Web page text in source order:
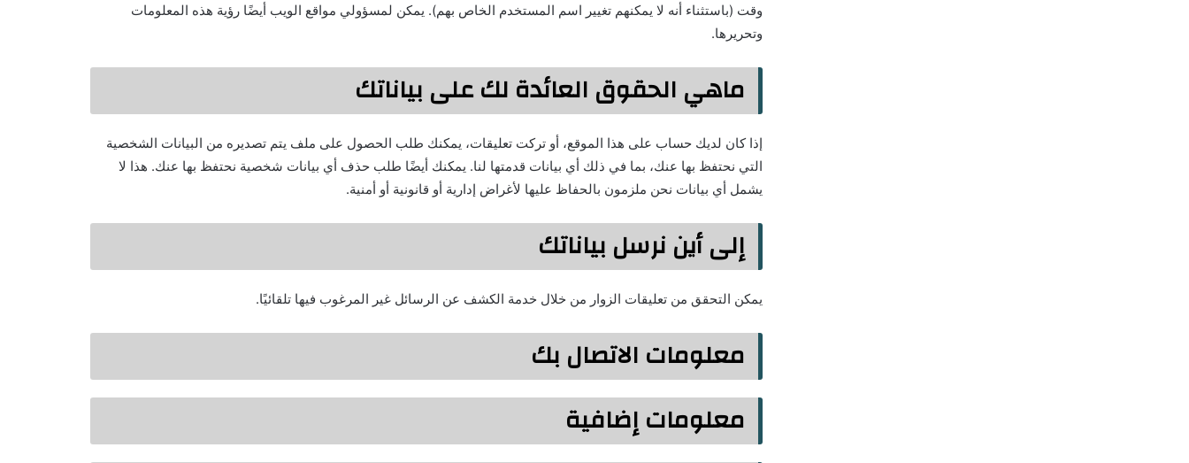
وقت (باستثناء أنه لا يمكنهم تغيير اسم المستخدم الخاص بهم). يمكن لمسؤولي مواقع الويب أيضًا رؤية هذه المعلومات
وتحريرها.
ماهي الحقوق العائدة لك على بياناتك
إذا كان لديك حساب على هذا الموقع، أو تركت تعليقات، يمكنك طلب الحصول على ملف يتم تصديره من البيانات الشخصية
التي نحتفظ بها عنك، بما في ذلك أي بيانات قدمتها لنا. يمكنك أيضًا طلب حذف أي بيانات شخصية نحتفظ بها عنك. هذا لا
يشمل أي بيانات نحن ملزمون بالحفاظ عليها لأغراض إدارية أو قانونية أو أمنية.
إلى أين نرسل بياناتك
يمكن التحقق من تعليقات الزوار من خلال خدمة الكشف عن الرسائل غير المرغوب فيها تلقائيًا.
معلومات الاتصال بك
معلومات إضافية